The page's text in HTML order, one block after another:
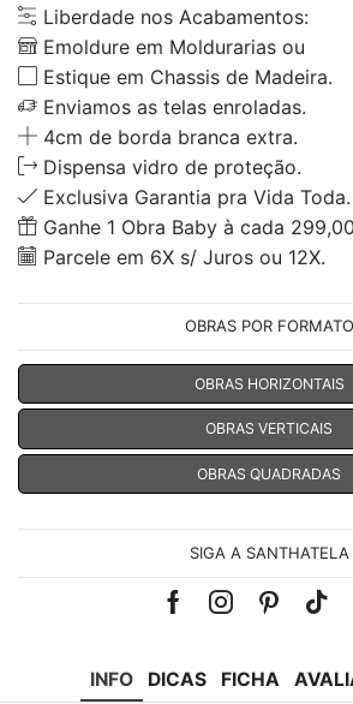
Liberdade nos Acabamentos:
Emoldure em Moldurarias ou
Estique em Chassis de Madeira.
Enviamos as telas enroladas.
4cm de borda branca extra.
Dispensa vidro de proteção.
Exclusiva Garantia pra Vida Toda.
Ganhe 1 Obra Baby à cada
Parcele em 6X s/ Juros ou 12X.
OBRAS POR FORMATO
OBRAS HORIZONTAIS
OBRAS VERTICAIS
OBRAS QUADRADAS
SIGA A SANTHATELA
FacebookInstagram
INFO DICAS FICHA